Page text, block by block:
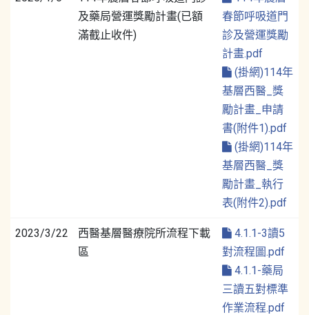
及藥局營運獎勵計畫(已額
滿截止收件)
春節呼吸道門
診及營運獎勵
計畫.pdf
(掛網)114年
基層西醫_獎
勵計畫_申請
書(附件1).pdf
(掛網)114年
基層西醫_獎
勵計畫_執行
表(附件2).pdf
2023/3/22
西醫基層醫療院所流程下載
區
4.1.1-3讀5
對流程圖.pdf
4.1.1-藥局
三讀五對標準
作業流程.pdf